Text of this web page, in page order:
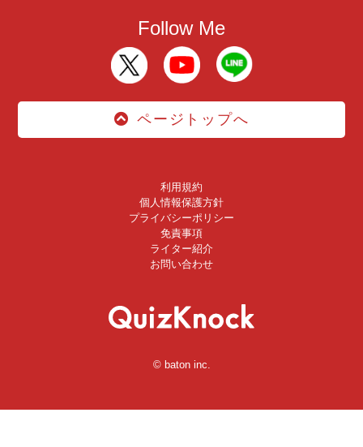
Follow Me
ページトップへ
利用規約
個人情報保護方針
プライバシーポリシー
免責事項
ライター紹介
お問い合わせ
© baton inc.